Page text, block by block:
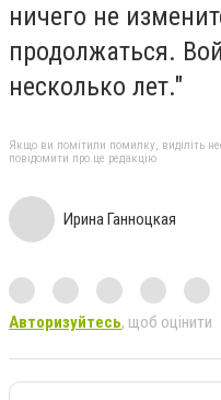
ничего не
продолжаться.
несколько лет."
Якщо ви помітили помилку, виділіть
повідомити про це редакцію
Ирина Ганноцкая
Авторизуйтесь, щоб оцінити